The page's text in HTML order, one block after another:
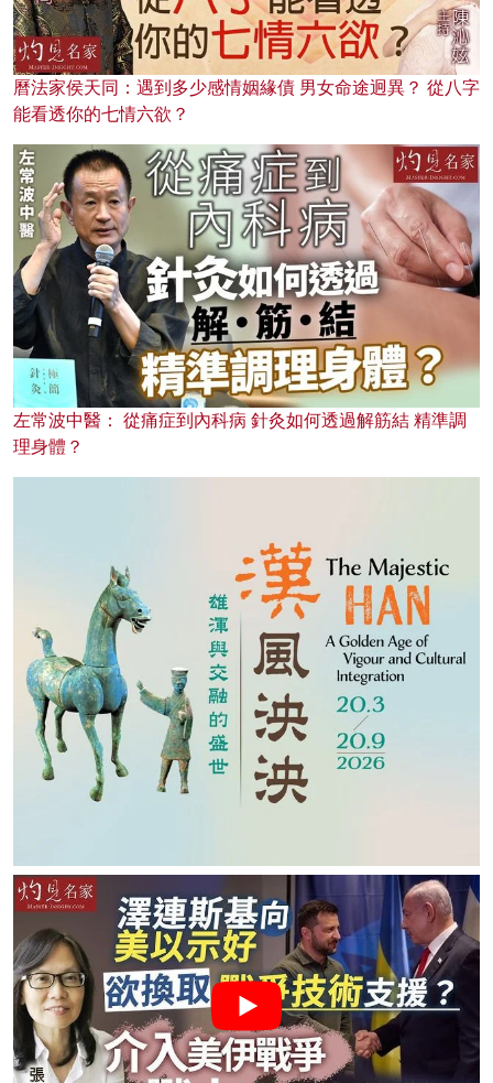
曆法家侯天同：遇到多少感情姻緣債 男女命途迥異？ 從八字
能看透你的七情六欲？
左常波中醫： 從痛症到內科病 針灸如何透過解筋結 精準調
理身體？